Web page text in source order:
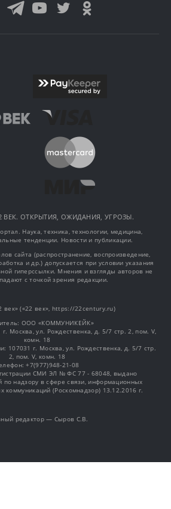
ВЕК. ОТКРЫТИЯ, ОЖИДАНИЯ, УГРОЗЫ.
Наука, техника, технологии, медицина,
тенденции. Новости и публикации.
сайта (распространение, воспроизведение,
и др.) допускается при условии указания
гиперссылки. Мнения и взгляды авторов не
с точкой зрения редакции.
век» («22 век», https://22century.ru)
OOO «КОММУНИКЕЙК»
Москва, ул. Рождественка, д. 5/7 стр. 2, пом. V,
комн. 18
107031 г. Москва, ул. Рождественка, д. 5/7 стр.
2, пом. V, комн. 18
+7(977)948-21-08
СМИ ЭЛ № ФС 77 - 68048, выдано
по надзору в сфере связи, информационных
коммуникаций (Роскомнадзор) 13.12.2016 г.
редактор — Сыров С.В.